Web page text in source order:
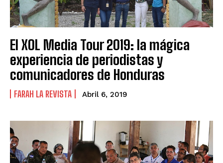
El XOL Media Tour 2019: la mágica
experiencia de periodistas y
comunicadores de Honduras
FARAH LA REVISTA Abril 6, 2019